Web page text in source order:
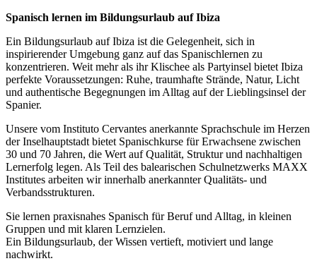
Spanisch lernen im Bildungsurlaub auf Ibiza
Ein Bildungsurlaub auf Ibiza ist die Gelegenheit, sich in
inspirierender Umgebung ganz auf das Spanischlernen zu
konzentrieren. Weit mehr als ihr Klischee als Partyinsel bietet Ibiza
perfekte Voraussetzungen: Ruhe, traumhafte Strände, Natur, Licht
und authentische Begegnungen im Alltag auf der Lieblingsinsel der
Spanier.
Unsere vom Instituto Cervantes anerkannte Sprachschule im Herzen
der Inselhauptstadt bietet Spanischkurse für Erwachsene zwischen
30 und 70 Jahren, die Wert auf Qualität, Struktur und nachhaltigen
Lernerfolg legen. Als Teil des balearischen Schulnetzwerks MAXX
Institutes arbeiten wir innerhalb anerkannter Qualitäts- und
Verbandsstrukturen.
Sie lernen praxisnahes Spanisch für Beruf und Alltag, in kleinen
Gruppen und mit klaren Lernzielen.
Ein Bildungsurlaub, der Wissen vertieft, motiviert und lange
nachwirkt.